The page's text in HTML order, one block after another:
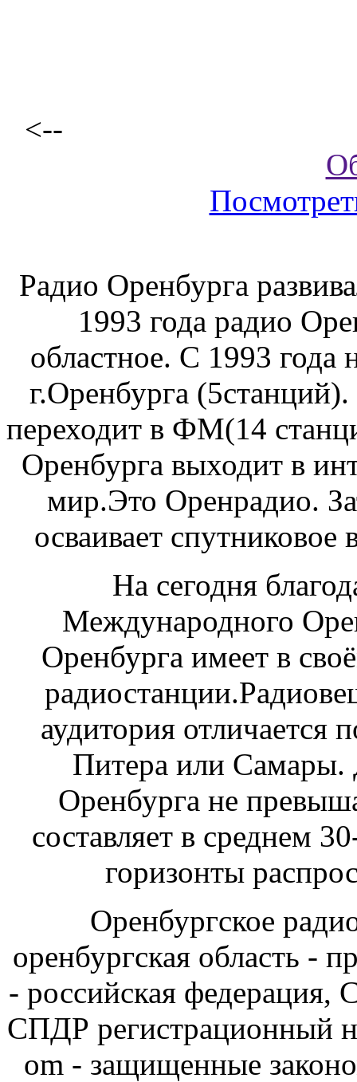
<--
Радио Оренбурга
1993 года радио
областное. С 1993
г.Оренбурга
переходит в ФМ(14
Оренбурга выходит в
мир.Это Оренрадио.
осваивает
На сегодня
Международного
Оренбурга имеет в
аудитория
Питера или Самары.
Оренбурга не
составляет в среднем
горизонты
Оренбургское
оренбургская область -
- российская федерация,
СПДР регистрационный
om - защищенные